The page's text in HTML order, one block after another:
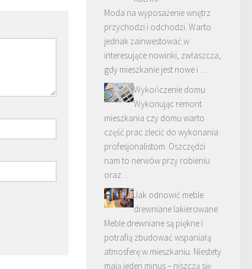
Moda na wyposażenie wnętrz
przychodzi i odchodzi. Warto
jednak zainwestować w
interesujące nowinki, zwłaszcza,
gdy mieszkanie jest nowe i …
Wykończenie domu
Wykonując remont
mieszkania czy domu warto
część prac zlecić do wykonania
profesjonalistom. Oszczędzi
nam to nerwów przy robieniu
oraz …
Jak odnowić meble
drewniane lakierowane
Meble drewniane są piękne i
potrafią zbudować wspaniałą
atmosferę w mieszkaniu. Niestety
mają jeden minus – niszczą się